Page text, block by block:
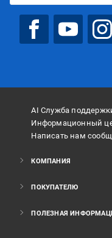
AI Служба
Информационный
Написать нам
КОМПАНИЯ
ПОКУПАТЕЛЮ
ПОЛЕЗНАЯ